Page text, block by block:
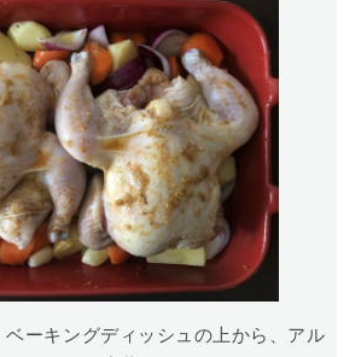
ーキングディッシュの上から、アル